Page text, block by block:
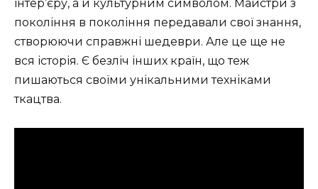
інтер’єру, а й культурним символом. Майстри з
покоління в покоління передавали свої знання,
створюючи справжні шедеври. Але це ще не
вся історія. Є безліч інших країн, що теж
пишаються своїми унікальними техніками
ткацтва.